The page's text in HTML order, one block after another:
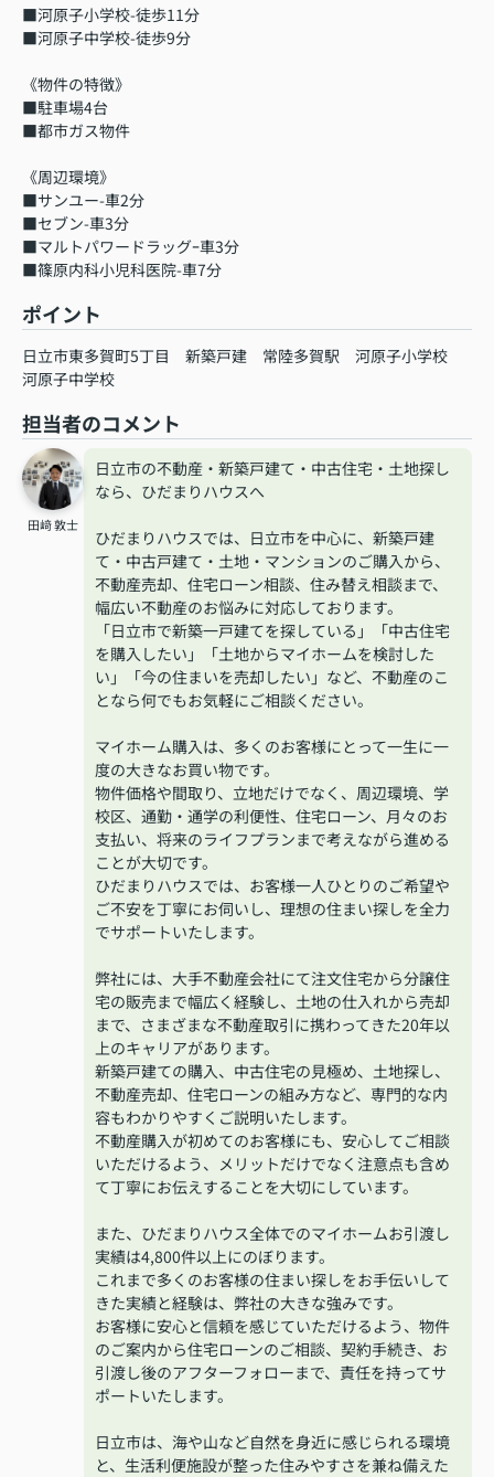
■河原子小学校-徒歩11分
■河原子中学校-徒歩9分
《物件の特徴》
■駐車場4台
■都市ガス物件
《周辺環境》
■サンユー-車2分
■セブン-車3分
■マルトパワードラッグｰ車3分
■篠原内科小児科医院-車7分
ポイント
日立市東多賀町5丁目 新築戸建 常陸多賀駅
河原子小学校
河原子中学校
担当者のコメント
田﨑 敦士
日立市の不動産・新築戸建て・中古住宅・土地探し
なら、ひだまりハウスへ
ひだまりハウスでは、日立市を中心に、新築戸建
て・中古戸建て・土地・マンションのご購入から、
不動産売却、住宅ローン相談、住み替え相談まで、
幅広い不動産のお悩みに対応しております。
「日立市で新築一戸建てを探している」「中古住宅
を購入したい」「土地からマイホームを検討した
い」「今の住まいを売却したい」など、不動産のこ
となら何でもお気軽にご相談ください。
マイホーム購入は、多くのお客様にとって一生に一
度の大きなお買い物です。
物件価格や間取り、立地だけでなく、周辺環境、学
校区、通勤・通学の利便性、住宅ローン、月々のお
支払い、将来のライフプランまで考えながら進める
ことが大切です。
ひだまりハウスでは、お客様一人ひとりのご希望や
ご不安を丁寧にお伺いし、理想の住まい探しを全力
でサポートいたします。
弊社には、大手不動産会社にて注文住宅から分譲住
宅の販売まで幅広く経験し、土地の仕入れから売却
まで、さまざまな不動産取引に携わってきた20年以
上のキャリアがあります。
新築戸建ての購入、中古住宅の見極め、土地探し、
不動産売却、住宅ローンの組み方など、専門的な内
容もわかりやすくご説明いたします。
不動産購入が初めてのお客様にも、安心してご相談
いただけるよう、メリットだけでなく注意点も含め
て丁寧にお伝えすることを大切にしています。
また、ひだまりハウス全体でのマイホームお引渡し
実績は4,800件以上にのぼります。
これまで多くのお客様の住まい探しをお手伝いして
きた実績と経験は、弊社の大きな強みです。
お客様に安心と信頼を感じていただけるよう、物件
のご案内から住宅ローンのご相談、契約手続き、お
引渡し後のアフターフォローまで、責任を持ってサ
ポートいたします。
日立市は、海や山など自然を身近に感じられる環境
と、生活利便施設が整った住みやすさを兼ね備えた